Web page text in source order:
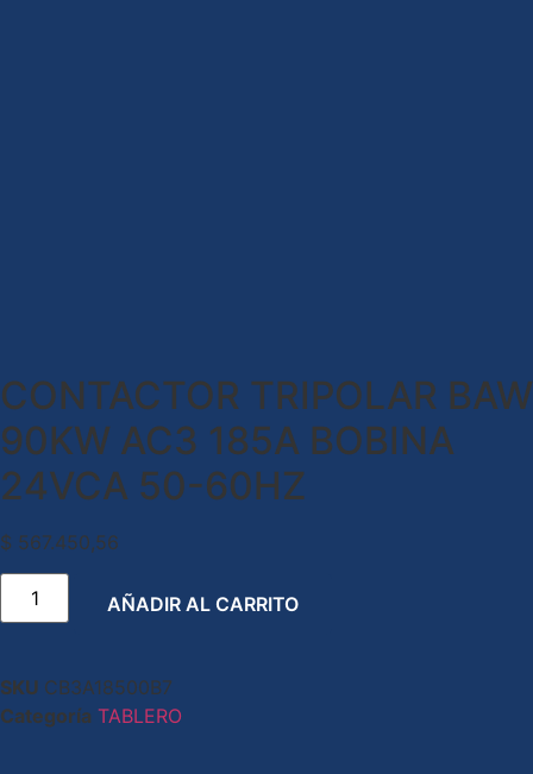
CONTACTOR TRIPOLAR BAW
90KW AC3 185A BOBINA
24VCA 50-60HZ
$ 567.450,56
AÑADIR AL CARRITO
SKU CB3A18500B7
Categoría TABLERO